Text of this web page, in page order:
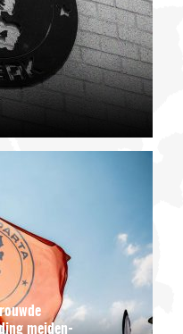
meiden-